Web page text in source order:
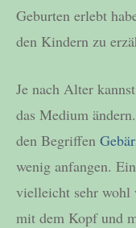
Geburten erlebt
den Kindern zu
Je nach Alter
das Medium
den Begriffen
wenig anfangen.
vielleicht sehr wohl
mit dem Kopf und